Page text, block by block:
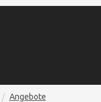
Angebote